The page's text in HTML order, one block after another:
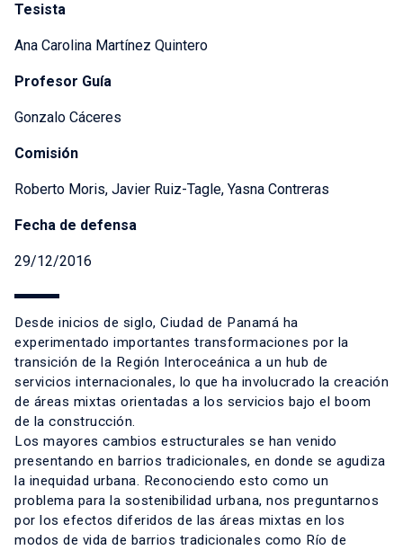
Tesista
Ana Carolina Martínez Quintero
Profesor Guía
Gonzalo Cáceres
Comisión
Roberto Moris, Javier Ruiz-Tagle, Yasna Contreras
Fecha de defensa
29/12/2016
Desde inicios de siglo, Ciudad de Panamá ha
experimentado importantes transformaciones por la
transición de la Región Interoceánica a un hub de
servicios internacionales, lo que ha involucrado la creación
de áreas mixtas orientadas a los servicios bajo el boom
de la construcción.
Los mayores cambios estructurales se han venido
presentando en barrios tradicionales, en donde se agudiza
la inequidad urbana. Reconociendo esto como un
problema para la sostenibilidad urbana, nos preguntarnos
por los efectos diferidos de las áreas mixtas en los
modos de vida de barrios tradicionales como Río de